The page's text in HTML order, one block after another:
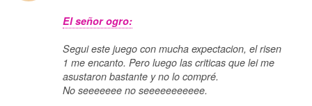
El señor ogro:
Segui este juego con mucha expectacion, el risen
1 me encanto. Pero luego las criticas que lei me
asustaron bastante y no lo compré.
No seeeeeee no seeeeeeeeeee.